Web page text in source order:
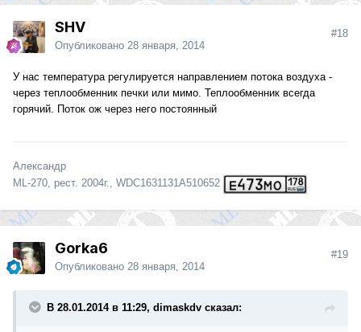
SHV
Опубликовано 28 января, 2014
#18
У нас температура регулируется направлением потока воздуха -
через теплообменник печки или мимо. Теплообменник всегда
горячий. Поток ож через него постоянный
Александр
ML-270, рест. 2004г., WDC1631131A510652
Gorka6
Опубликовано 28 января, 2014
#19
В 28.01.2014 в 11:29, dimaskdv сказал: